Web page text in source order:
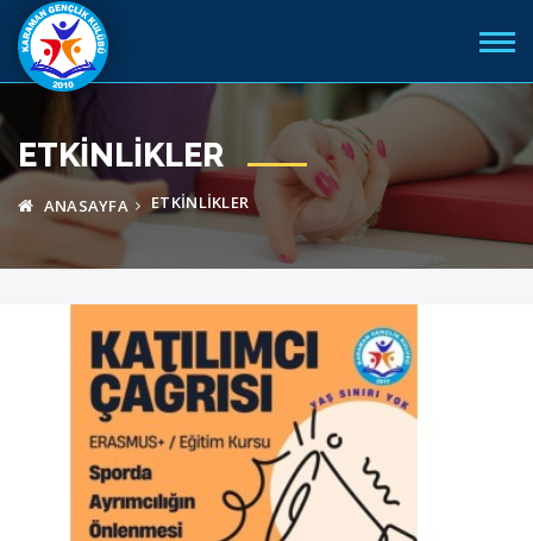
ETKINLIKLER
ANASAYFA ETKINLIKLER